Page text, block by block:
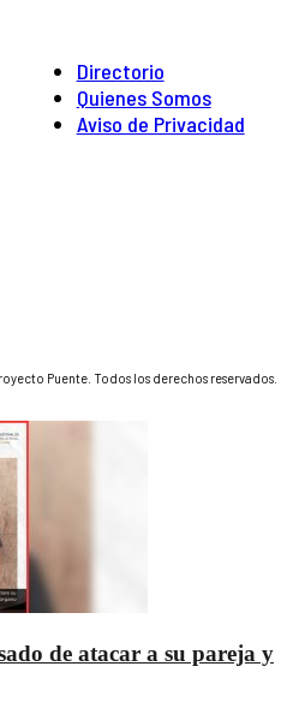
Directorio
Quienes Somos
Aviso de Privacidad
Puente. Todos los derechos reservados.
de atacar a su pareja y